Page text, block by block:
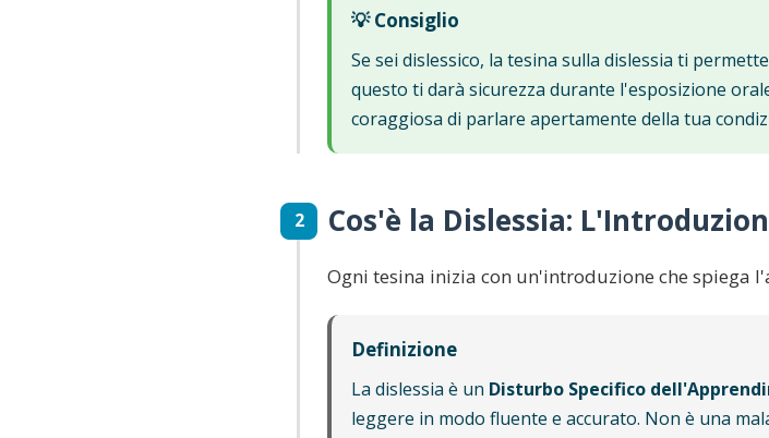
💡 Consiglio
Se sei dislessico, la tesina sulla dislessia ti
questo ti darà sicurezza durante l'esposizione
coraggiosa di parlare apertamente della tua
2 Cos'è la Dislessia:
Ogni tesina inizia con un'introduzione che spiega
Definizione
La dislessia è un Disturbo Specifico
leggere in modo fluente e accurato. Non è una